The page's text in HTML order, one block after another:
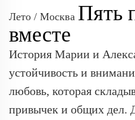
Лето / Москва Пять
вместе
История Марии и
устойчивость и
любовь, которая
привычек и общих дел.